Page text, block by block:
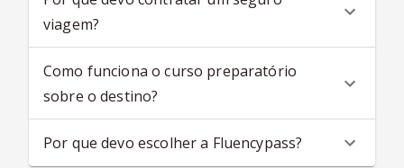
viagem?
Como funciona o curso preparatório
sobre o destino?
Por que devo escolher a Fluencypass?